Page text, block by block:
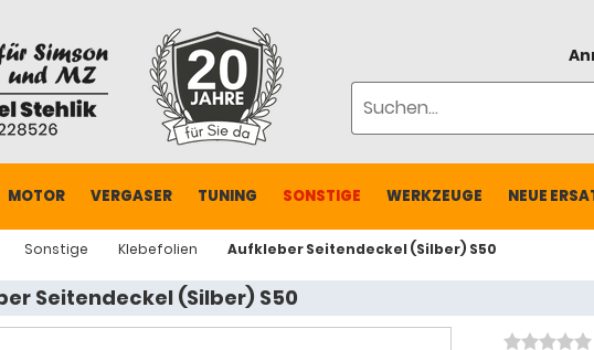
MOTOR VERGASER TUNING SONSTIGE WERKZEUGE NEUE
Sonstige Klebefolien Aufkleber Seitendeckel (Silber) S50
Seitendeckel (Silber) S50